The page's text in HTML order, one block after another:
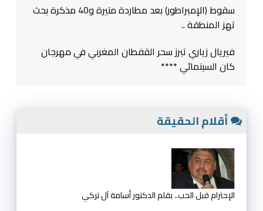
سقوط (الإمبراطور) بعد مطاردة متيرة و40 مذكرة بحث
تهز المنطقة ..
فيريال زياري تبرز سحر القفطان المغربي في مهرجان
كان السينمائي ****
أقلام الحقيقة
الإحترام قبل الحب.. بقلم الدكتور أسامة آل تركي